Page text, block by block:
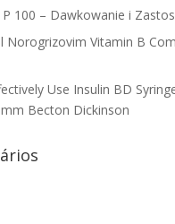
100 – Dawkowanie i
Norogrizovim Vitamin B
Use Insulin BD
Becton Dickinson